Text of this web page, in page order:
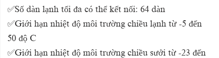
✅Số dàn lạnh tối đa có thể kết nối: 64 dàn
✅Giới hạn nhiệt độ môi trường chiều lạnh từ -5 đến
50 độ C
✅Giới hạn nhiệt độ môi trường chiều sưởi từ -23 đến